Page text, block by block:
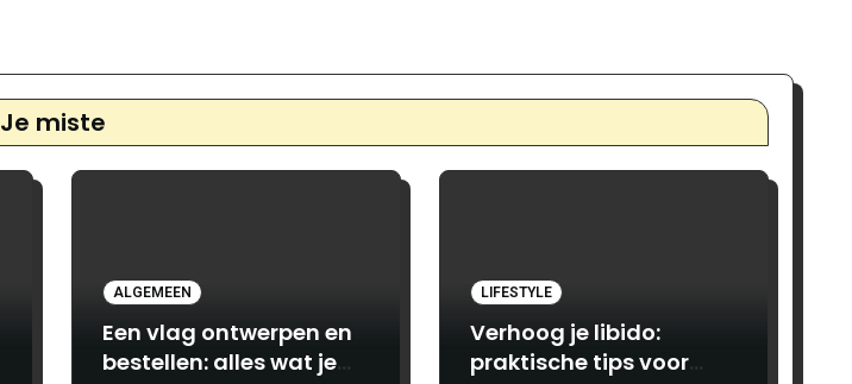
Je miste
ALGEMEEN
Een vlag ontwerpen en
bestellen: alles wat je
LIFESTYLE
Verhoog je libido:
praktische tips voor